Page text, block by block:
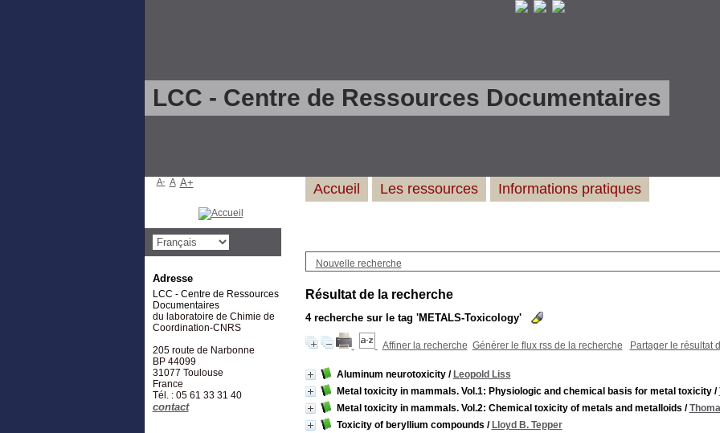
LCC - Centre de Ressources Documentaires
Nouvelle recherche
Résultat de la recherche
4recherche sur le tag 'METALS-Toxicology'
Affiner la recherche Générer le flux rss de la recherche Partager le résultat
Aluminum neurotoxicity/ Leopold Liss
Metal toxicity in mammals. Vol.1: Physiologic and chemical basis for metal toxicity/
Metal toxicity in mammals. Vol.2: Chemical toxicity of metals and metalloids /
Toxicity of beryllium compounds / Lloyd B. Tepper
Accueil Les ressources Informations pratiques
A- A A+
Adresse
LCC - Centre de Ressources
Documentaires
du laboratoire de Chimie de
Coordination-CNRS
205 route de Narbonne
BP 44099
31077 Toulouse
France
Tél. : 05 61 33 31 40
contact